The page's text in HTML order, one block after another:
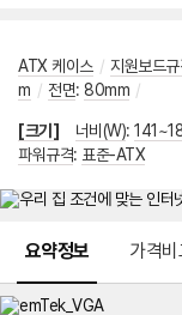
ATX 케이스 / 지원보드
m / 전면: 80mm /
[크기] 너비(W):
파워규격: 표준-ATX
요약정보 가격비